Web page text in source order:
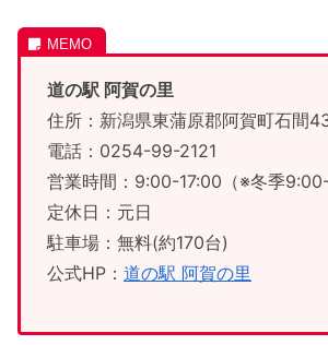
道の駅 阿賀の里
住所：新潟県東蒲原郡阿賀町石間
電話：0254-99-2121
営業時間：9:00-17:00（※冬季9:00-
定休日：元日
駐車場：無料(約170台)
公式HP： 道の駅 阿賀の里